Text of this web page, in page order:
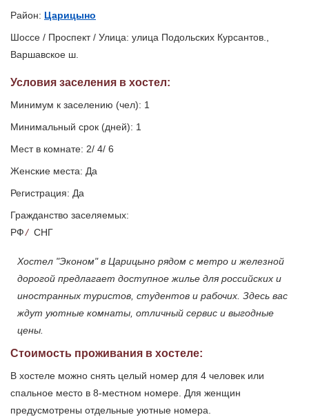
Район: Царицыно
Шоссе / Проспект / Улица: улица Подольских Курсантов.,
Варшавское ш.
Условия заселения в хостел:
Минимум к заселению (чел): 1
Минимальный срок (дней): 1
Мест в комнате: 2/ 4/ 6
Женские места: Да
Регистрация: Да
Гражданство заселяемых:
РФ/ СНГ
Хостел "Эконом" в Царицыно рядом с метро и железной
дорогой предлагает доступное жилье для российских и
иностранных туристов, студентов и рабочих. Здесь вас
ждут уютные комнаты, отличный сервис и выгодные
цены.
Стоимость проживания в хостеле:
В хостеле можно снять целый номер для 4 человек или
спальное место в 8-местном номере. Для женщин
предусмотрены отдельные уютные номера.